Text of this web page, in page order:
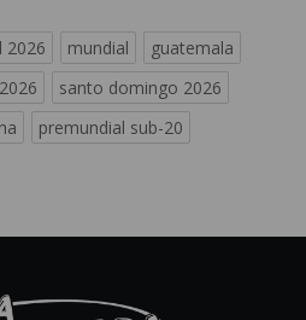
2026 mundial
guatemala
santo domingo 2026
premundial sub-20